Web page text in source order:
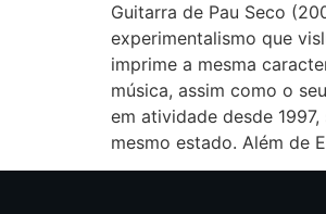
Guitarra de Pau Seco
experimentalismo que
imprime a mesma
música, assim como o
em atividade desde
mesmo estado. Além de